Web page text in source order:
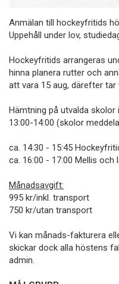
Anmälan till hockeyfritids
Uppehåll under lov,
Hockeyfritids arrangeras
hinna planera rutter och
att vara 15 aug, därefter tar
Hämtning på utvalda
13:00-14:00 (skolor
ca. 14:30 - 15:45
ca. 16:00 - 17:00 Mellis och
Månadsavgift:
995 kr/inkl. transport
750 kr/utan transport
Vi kan månads-fakturera
skickar dock alla höstens
admin.